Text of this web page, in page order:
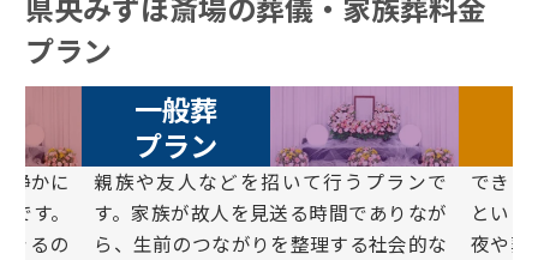
プラン
静かに
す。
るの
一般葬
プラン
親族や友⼈などを招いて⾏うプランで
す。家族が故⼈を⾒送る時間でありなが
ら、⽣前のつながりを整理する社会的な
できる
とい
夜や葬